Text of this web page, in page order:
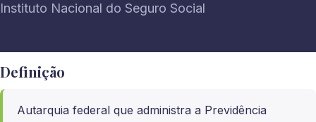
Instituto Nacional do Seguro Social
Definição
Autarquia federal que administra a Previdência